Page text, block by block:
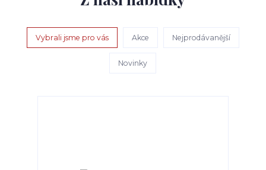
Vybrali jsme pro vás Akce Nejprodávanější
Novinky